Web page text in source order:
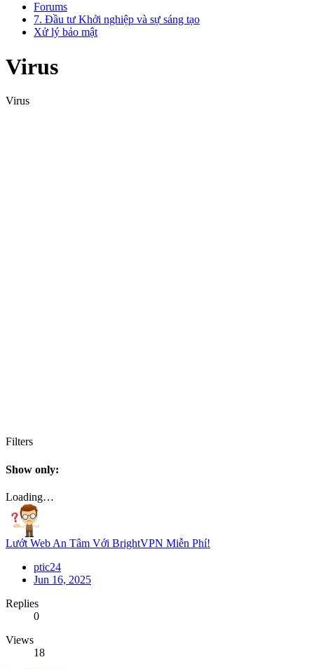
Forums
7. Đầu tư Khởi nghiệp và sự sáng tạo
Xử lý bảo mật
Virus
Virus
Filters
Show only:
Loading…
Lướt Web An Tâm Với BrightVPN Miễn Phí!
ptic24
Jun 16, 2025
Replies
0
Views
18